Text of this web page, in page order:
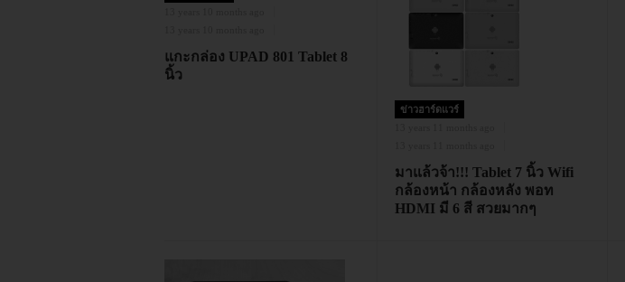
แกะกล่อง UPAD 801 Tablet 8
นิ้ว
ข่าวฮาร์ดแวร์
มาแล้วจ้า!!! Tablet 7 นิ้ว Wifi
กล้องหน้า กล้องหลัง พอท
HDMI มี 6 สี สวยมากๆ